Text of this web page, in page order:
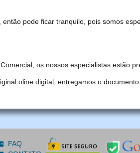
pode ficar tranquilo, pois somos
os nossos especialistas estão
oline digital, entregamos o documento
FAQ